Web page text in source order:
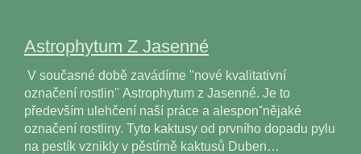
Astrophytum Z Jasenné
V současné době zavádíme "nové kvalitativní
označení rostlin" Astrophytum z Jasenné. Je to
především ulehčení naší práce a alesponˇnějaké
označení rostliny. Tyto kaktusy od prvního dopadu pylu
na pestík vznikly v pěstírně kaktusů Duben…